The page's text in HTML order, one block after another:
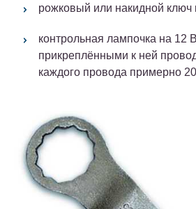
рожковый или накидной ключ
контрольная лампочка на 12
прикреплёнными к ней
каждого провода примерно